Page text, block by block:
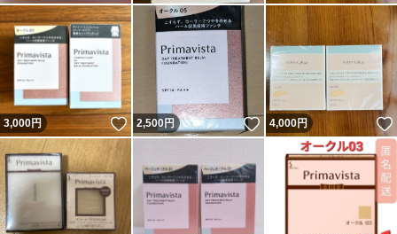
3,000円 いいね！
2,500円 いいね！
4,000円